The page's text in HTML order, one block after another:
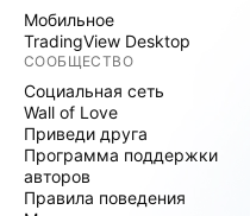
Мобильное
TradingView Desktop
СООБЩЕСТВО
Социальная сеть
Wall of Love
Приведи друга
Программа поддержки
авторов
Правила поведения